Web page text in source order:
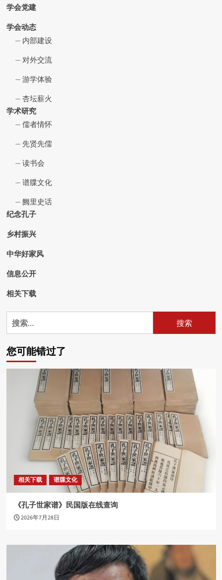
学会党建
学会动态
内部建设
对外交流
游学体验
杏坛薪火
学术研究
儒者情怀
先贤先儒
读书会
谱牒文化
阙里史话
纪念孔子
乡村振兴
中华好家风
信息公开
相关下载
搜
索：
您可能错过了
相关下载 谱牒文化
《孔子世家谱》民国版在线查询
2026年7月28日